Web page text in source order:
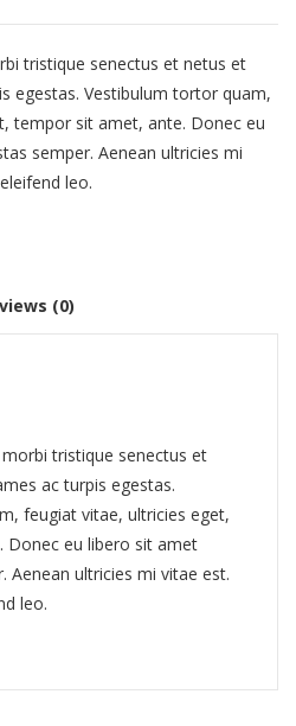
tristique senectus et netus et
egestas. Vestibulum tortor quam,
tempor sit amet, ante. Donec eu
semper. Aenean ultricies mi
leo.
(0)
tristique senectus et
ac turpis egestas.
feugiat vitae, ultricies eget,
eu libero sit amet
Aenean ultricies mi vitae est.
leo.